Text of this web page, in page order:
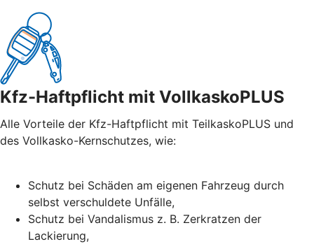
Kfz-Haftpflicht mit VollkaskoPLUS
Alle Vorteile der Kfz-Haftpflicht mit TeilkaskoPLUS und
des Vollkasko-Kernschutzes, wie:
Schutz bei Schäden am eigenen Fahrzeug durch
selbst verschuldete Unfälle,
Schutz bei Vandalismus z. B. Zerkratzen der
Lackierung,